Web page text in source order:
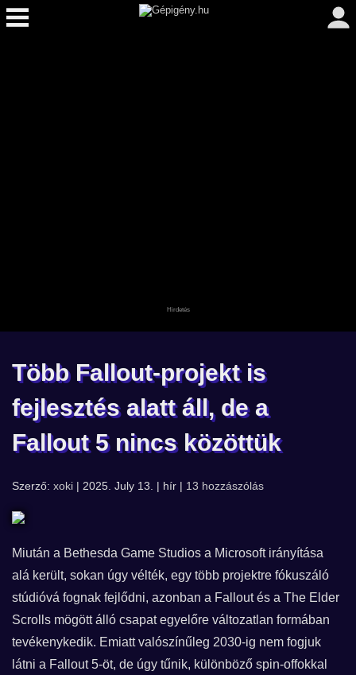
Több Fallout-projekt is
fejlesztés alatt áll, de a
Fallout 5 nincs közöttük
Szerző: xoki | 2025. July 13. | hír | 13 hozzászólás
Miután a Bethesda Game Studios a Microsoft irányítása
alá került, sokan úgy vélték, egy több projektre fókuszáló
stúdióvá fognak fejlődni, azonban a Fallout és a The Elder
Scrolls mögött álló csapat egyelőre változatlan formában
tevékenykedik. Emiatt valószínűleg 2030-ig nem fogjuk
látni a Fallout 5-öt, de úgy tűnik, különböző spin-offokkal